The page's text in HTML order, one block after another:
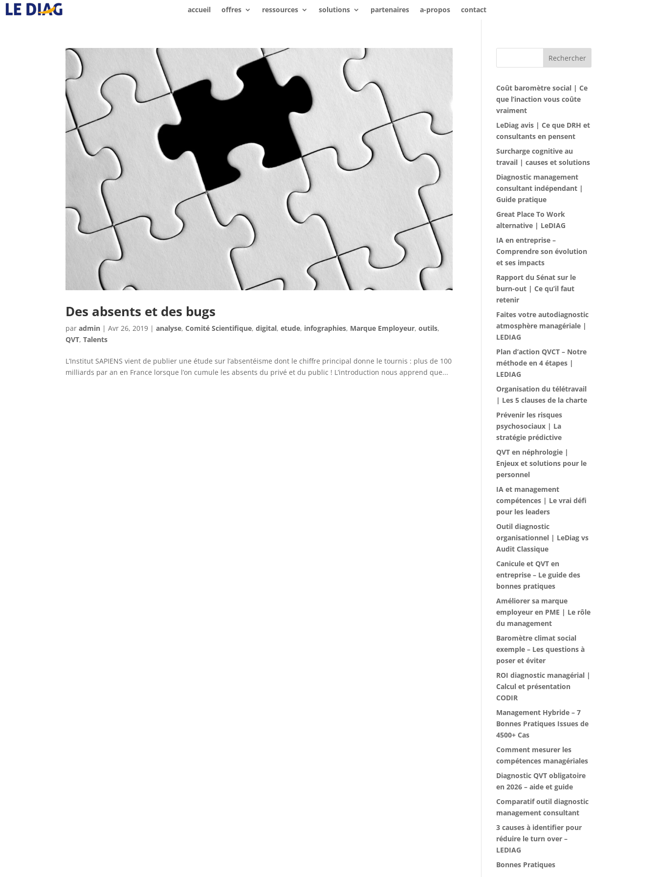
accueil offres ressources solutions partenaires a-propos contact
Des absents et des bugs
paradmin |Avr 26, 2019 |analyse,Comité Scientifique,digital,etude, infographies, Marque Employeur,outils,
QVT,Talents
L’Institut SAPIENS vient de publier une étude sur l’absentéisme dont le chiffre principal donne le tournis : plus de 100
milliards par an en France lorsque l’on cumule les absents du privé et du public ! L’introduction nous apprend que...
Rechercher
Coût baromètre social | Ce
que l’inaction vous coûte
vraiment
LeDiag avis | Ce que DRH et
consultants en pensent
Surcharge cognitive au
travail | causes et solutions
Diagnostic management
consultant indépendant |
Guide pratique
Great Place To Work
alternative | LeDIAG
IA en entreprise –
Comprendre son évolution
et ses impacts
Rapport du Sénat sur le
burn-out | Ce qu’il faut
retenir
Faites votre autodiagnostic
atmosphère managériale |
LEDIAG
Plan d’action QVCT – Notre
méthode en 4 étapes |
LEDIAG
Organisation du télétravail
| Les 5 clauses de la charte
Prévenir les risques
psychosociaux | La
stratégie prédictive
QVT en néphrologie |
Enjeux et solutions pour le
personnel
IA et management
compétences | Le vrai défi
pour les leaders
Outil diagnostic
organisationnel | LeDiag vs
Audit Classique
Canicule et QVT en
entreprise – Le guide des
bonnes pratiques
Améliorer sa marque
employeur en PME | Le rôle
du management
Baromètre climat social
exemple – Les questions à
poser et éviter
ROI diagnostic managérial |
Calcul et présentation
CODIR
Management Hybride – 7
Bonnes Pratiques Issues de
4500+ Cas
Comment mesurer les
compétences managériales
Diagnostic QVT obligatoire
en 2026 – aide et guide
Comparatif outil diagnostic
management consultant
3 causes à identifier pour
réduire le turn over –
LEDIAG
Bonnes Pratiques